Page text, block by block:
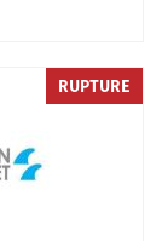
RUPTURE